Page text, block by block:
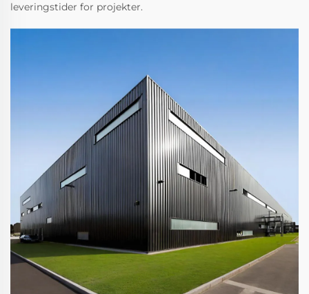
leveringstider for projekter.